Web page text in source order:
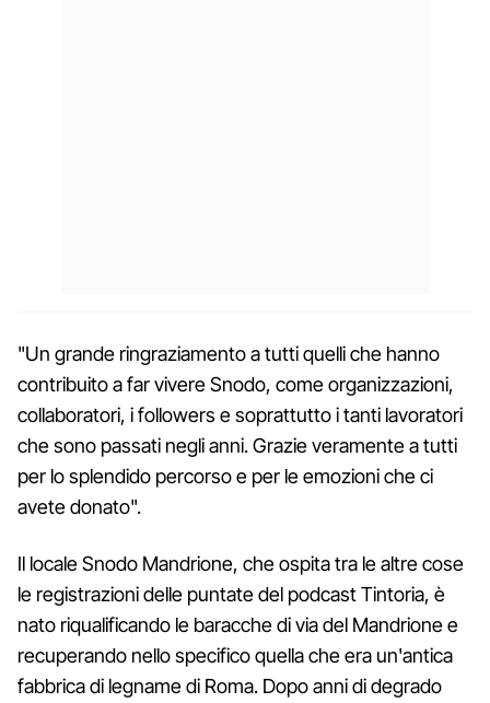
"Un grande ringraziamento a tutti quelli che hanno
contribuito a far vivere Snodo, come organizzazioni,
collaboratori, i followers e soprattutto i tanti lavoratori
che sono passati negli anni. Grazie veramente a tutti
per lo splendido percorso e per le emozioni che ci
avete donato".
Il locale Snodo Mandrione, che ospita tra le altre cose
le registrazioni delle puntate del podcast Tintoria, è
nato riqualificando le baracche di via del Mandrione e
recuperando nello specifico quella che era un'antica
fabbrica di legname di Roma. Dopo anni di degrado